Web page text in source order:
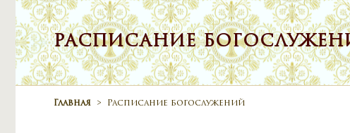
РАСПИСАНИЕ
Главная > Расписание богослужений